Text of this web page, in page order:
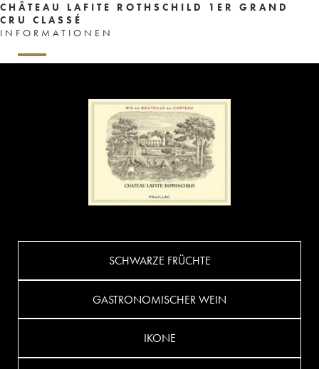
CHÂTEAU LAFITE ROTHSCHILD 1ER GRAND
CRU CLASSÉ
INFORMATIONEN
SCHWARZE FRÜCHTE
GASTRONOMISCHER WEIN
IKONE